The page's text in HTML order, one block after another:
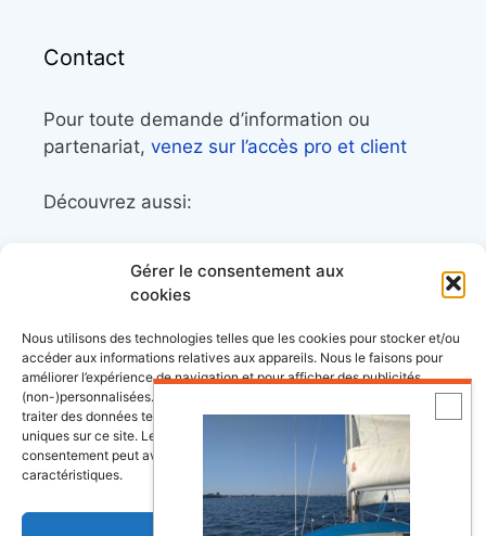
Gérer le consentement aux
cookies
Nous utilisons des technologies telles que les cookies pour stocker et/ou
accéder aux informations relatives aux appareils. Nous le faisons pour
améliorer l’expérience de navigation et pour afficher des publicités
(non-)personnalisées. Consentir à ces technologies nous autorisera à
traiter des données telles que le comportement de navigation ou les ID
uniques sur ce site. Le fait de ne pas consentir ou de retirer son
consentement peut avoir un effet négatif sur certaines fonctonnalités et
caractéristiques.
Contact
Pour toute demande d’information ou
partenariat, venez sur l’accès pro et client
Découvrez aussi:
librairie maritime
le trek et le raid nautique
BoatingAds, le site d’annonces bateaux
européen
Depositphotos